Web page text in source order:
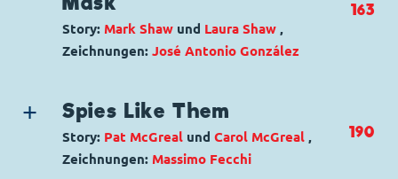
Ursprung: Dänemark
Erstveröffentlichung: 01.10.2008
Seitenanzahl: 35
Code: D 97629
Originaltitel: Gyro Gearloose Weird Science
Ursprung: Dänemark
Story: Mark Shaw und Laura Shaw ,
Zeichnungen:José Antonio González
Charaktere:Donald Duck,Phantomias
Code: D 2004-148
Originaltitel: Duck Avenger The Beak
Behind The Mask
163
Spies Like Them
Story: Pat McGreal undCarol McGreal ,
Zeichnungen: Massimo Fecchi
190